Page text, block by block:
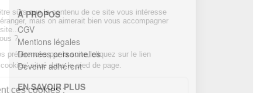
À PROPOS
CGV
Mentions légales
Données personnelles
Devenir adhérent
EN SAVOIR PLUS